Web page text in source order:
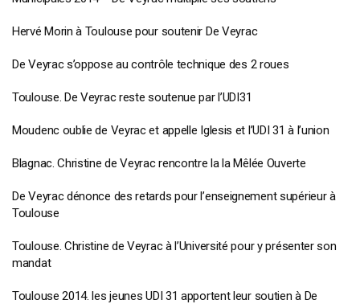
Hervé Morin à Toulouse pour soutenir De Veyrac
De Veyrac s’oppose au contrôle technique des 2 roues
Toulouse. De Veyrac reste soutenue par l’UDI31
Moudenc oublie de Veyrac et appelle Iglesis et l’UDI 31 à l’union
Blagnac. Christine de Veyrac rencontre la la Mêlée Ouverte
De Veyrac dénonce des retards pour l’enseignement supérieur à
Toulouse
Toulouse. Christine de Veyrac à l’Université pour y présenter son
mandat
Toulouse 2014. les jeunes UDI 31 apportent leur soutien à De